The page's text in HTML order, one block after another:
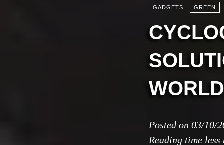
GADGETS GREEN
Posted on 03/10/
Reading time less